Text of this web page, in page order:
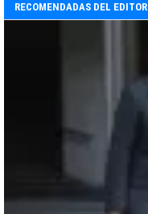
RECOMENDADAS DEL EDITOR